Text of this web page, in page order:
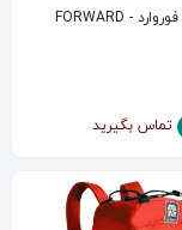
کوله پشتی فوروارد FORWARD -
تماس بگیرید